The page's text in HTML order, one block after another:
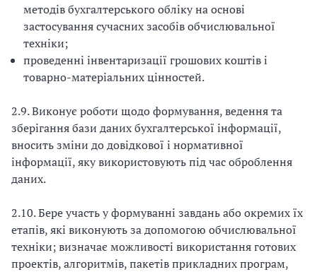
методів бухгалтерського обліку на основі
застосування сучасних засобів обчислювальної
техніки;
проведенні інвентаризації грошових коштів і
товарно-матеріальних цінностей.
2.9. Виконує роботи щодо формування, ведення та
зберігання бази даних бухгалтерської інформації,
вносить зміни до довідкової і нормативної
інформації, яку використовують під час оброблення
даних.
2.10. Бере участь у формуванні завдань або окремих їх
етапів, які виконують за допомогою обчислювальної
техніки; визначає можливості використання готових
проектів, алгоритмів, пакетів прикладних програм,